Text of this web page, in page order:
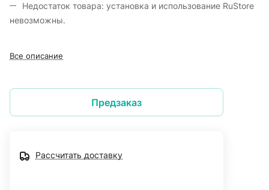
Недостаток товара: установка и использование RuStore
невозможны.
Все описание
Предзаказ
Рассчитать доставку